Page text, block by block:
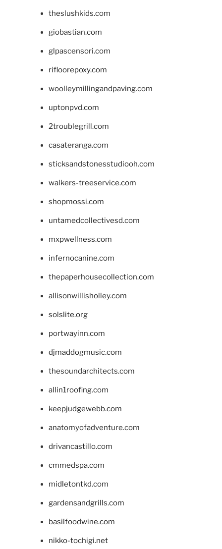
theslushkids.com
giobastian.com
glpascensori.com
rifloorepoxy.com
woolleymillingandpaving.com
uptonpvd.com
2troublegrill.com
casateranga.com
sticksandstonesstudiooh.com
walkers-treeservice.com
shopmossi.com
untamedcollectivesd.com
mxpwellness.com
infernocanine.com
thepaperhousecollection.com
allisonwillisholley.com
solslite.org
portwayinn.com
djmaddogmusic.com
thesoundarchitects.com
allin1roofing.com
keepjudgewebb.com
anatomyofadventure.com
drivancastillo.com
cmmedspa.com
midletontkd.com
gardensandgrills.com
basilfoodwine.com
nikko-tochigi.net